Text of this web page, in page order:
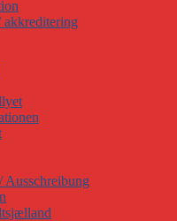
akkreditering
Ausschreibung